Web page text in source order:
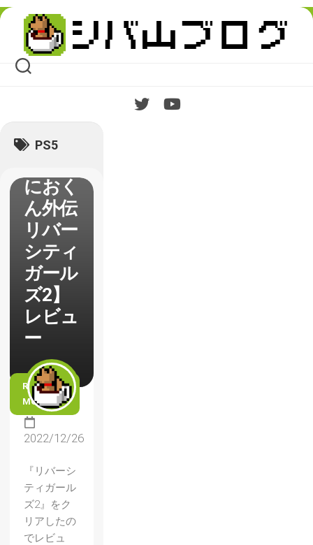
Skip
content
PS5
【熱血
におく
ん外伝
リバー
シティ
ガール
ズ2】
レビュ
ー
READ
MORE
2022/12/26
『リバーシ
ティガール
ズ2』をク
リアしたの
でレビュ